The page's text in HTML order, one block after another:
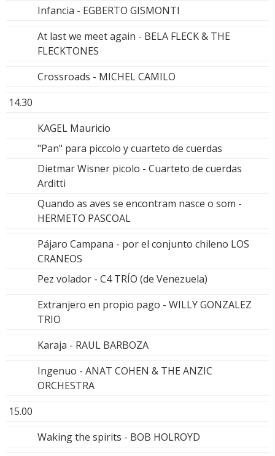
Infancia - EGBERTO GISMONTI
At last we meet again - BELA FLECK & THE
FLECKTONES
Crossroads - MICHEL CAMILO
14.30
KAGEL Mauricio
"Pan" para piccolo y cuarteto de cuerdas
Dietmar Wisner picolo - Cuarteto de cuerdas
Arditti
Quando as aves se encontram nasce o som -
HERMETO PASCOAL
Pájaro Campana - por el conjunto chileno LOS
CRANEOS
Pez volador - C4 TRÍO (de Venezuela)
Extranjero en propio pago - WILLY GONZALEZ
TRIO
Karaja - RAUL BARBOZA
Ingenuo - ANAT COHEN & THE ANZIC
ORCHESTRA
15.00
Waking the spirits - BOB HOLROYD